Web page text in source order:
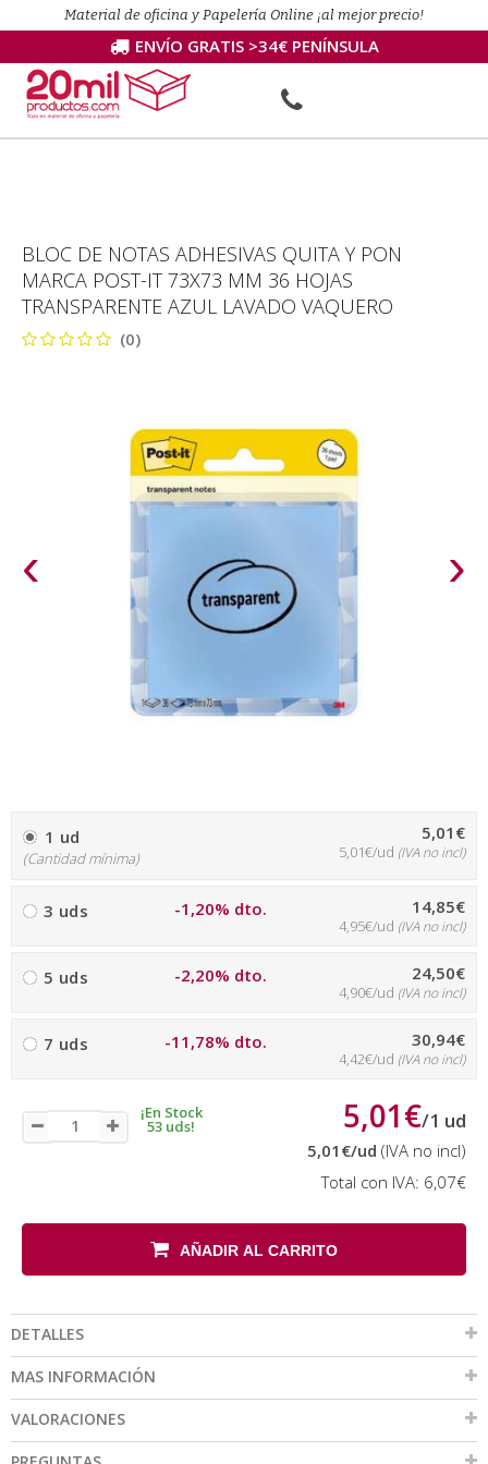
Material de oficina y Papelería Online ¡al mejor precio!
ENVÍO GRATIS >34€ PENÍNSULA
BLOC DE NOTAS ADHESIVAS QUITA Y PON
MARCA POST-IT 73X73 MM 36 HOJAS
TRANSPARENTE AZUL LAVADO VAQUERO
(0)
‹ ›
1 ud
(Cantidad mínima)
5,01€
5,01€/ud (IVA no incl)
3 uds -1,20% dto. 14,85€
4,95€/ud (IVA no incl)
5 uds -2,20% dto. 24,50€
4,90€/ud (IVA no incl)
7 uds -11,78% dto. 30,94€
4,42€/ud (IVA no incl)
¡En Stock
53 uds! 5,01€/1 ud
5,01€/ud (IVA no incl)
Total con IVA: 6,07€
AÑADIR AL CARRITO
DETALLES
MAS INFORMACIÓN
VALORACIONES